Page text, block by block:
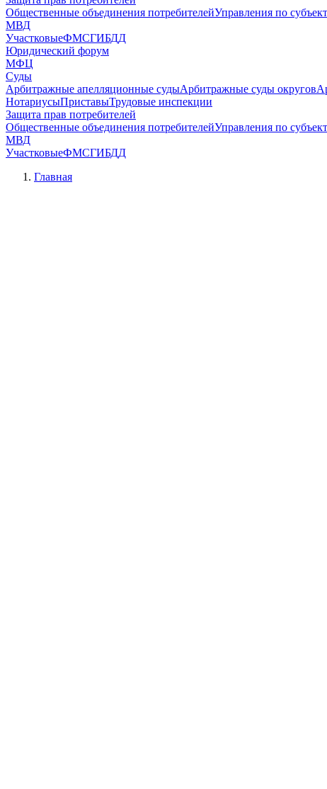
Общественные объединения потребителейУправления по
МВД
УчастковыеФМСГИБДД
Юридический форум
МФЦ
Суды
Арбитражные апелляционные судыАрбитражные суды округов
НотариусыПриставыТрудовые инспекции
Защита прав потребителей
Общественные объединения потребителейУправления по
МВД
УчастковыеФМСГИБДД
Главная